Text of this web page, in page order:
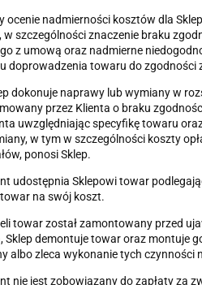
nadmierności kosztów dla
w szczególności znaczenie braku
z umową oraz nadmierne
doprowadzenia towaru do zgodności
dokonuje naprawy lub wymiany w
przez Klienta o braku
uwzględniając specyfikę towaru
w tym w szczególności koszty
ponosi Sklep.
udostępnia Sklepowi towar
na swój koszt.
towar został zamontowany przed
Sklep demontuje towar oraz montuje
albo zleca wykonanie tych czynności
nie jest zobowiązany do zapłaty za